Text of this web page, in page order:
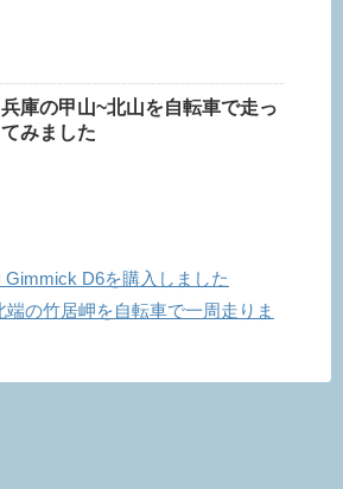
兵庫の甲山~北山を自転車で走っ
てみました
Gimmick D6を購入しました
端の竹居岬を自転車で一周走りま